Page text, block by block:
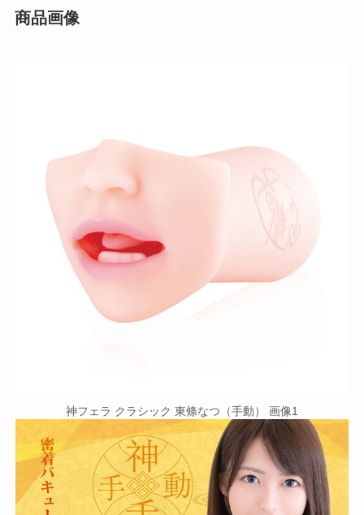
商品画像
神フェラ クラシック 東條なつ（手動） 画像1